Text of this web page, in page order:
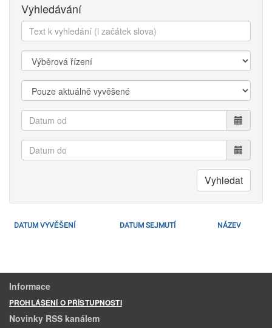
Vyhledávání
Text
k
vyhledání:
Kategorie:
Zobrazit:
Datum
od
Datum
do
Vyhledat
DATUM VYVĚŠENÍ DATUM SEJMUTÍ NÁZEV
Informace
PROHLÁŠENÍ O PŘÍSTUPNOSTI
Novinky RSS kanálem